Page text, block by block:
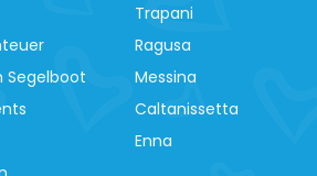
Segelboot
Trapani
Ragusa
Messina
Caltanissetta
Enna